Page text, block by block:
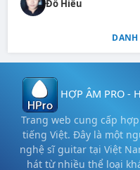
Đỗ Hiếu
DANH
HỢP ÂM PRO -
Trang web cung cấp
tiếng Việt. Đây là một
nghệ sĩ guitar tại Việt
hát từ nhiều thể loại